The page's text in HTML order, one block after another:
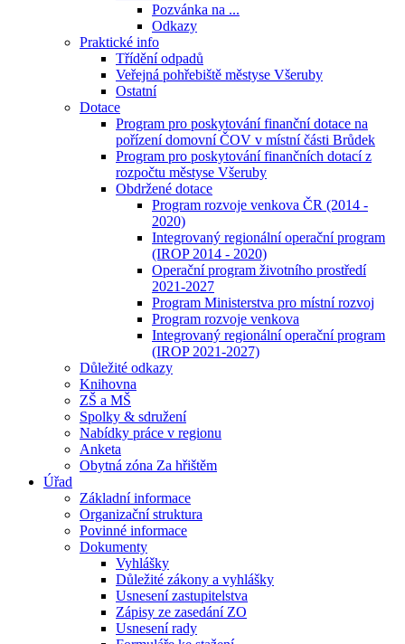
Pozvánka na ...
Odkazy
Praktické info
Třídění odpadů
Veřejná pohřebiště městyse Všeruby
Ostatní
Dotace
Program pro poskytování finanční dotace na
pořízení domovní ČOV v místní části Brůdek
Program pro poskytování finančních dotací z
rozpočtu městyse Všeruby
Obdržené dotace
Program rozvoje venkova ČR (2014 -
2020)
Integrovaný regionální operační program
(IROP 2014 - 2020)
Operační program životního prostředí
2021-2027
Program Ministerstva pro místní rozvoj
Program rozvoje venkova
Integrovaný regionální operační program
(IROP 2021-2027)
Důležité odkazy
Knihovna
ZŠ a MŠ
Spolky & sdružení
Nabídky práce v regionu
Anketa
Obytná zóna Za hřištěm
Úřad
Základní informace
Organizační struktura
Povinné informace
Dokumenty
Vyhlášky
Důležité zákony a vyhlášky
Usnesení zastupitelstva
Zápisy ze zasedání ZO
Usnesení rady